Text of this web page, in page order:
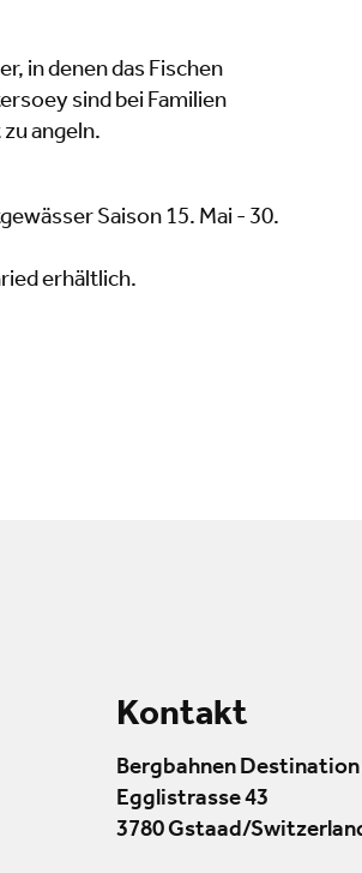
in denen das Fischen
sind bei Familien
angeln.
Saison 15. Mai - 30.
erhältlich.
Kontakt
Bergbahnen Destination
Egglistrasse 43
3780 Gstaad/